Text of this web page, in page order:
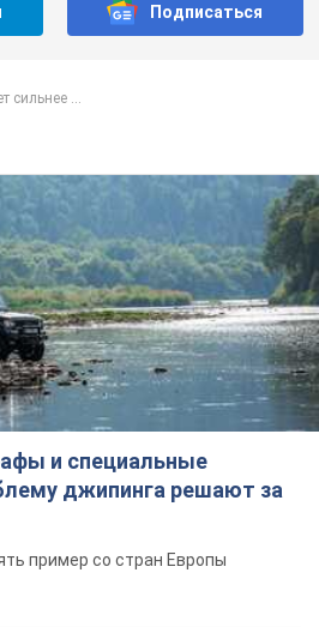
Подписаться
сильнее ...
и специальные
джипинга решают за
пример со стран Европы